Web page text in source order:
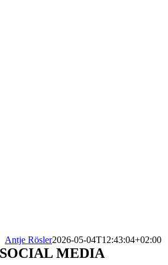
Antje Rösler2026-05-04T12:43:04+02:00
SOCIAL MEDIA